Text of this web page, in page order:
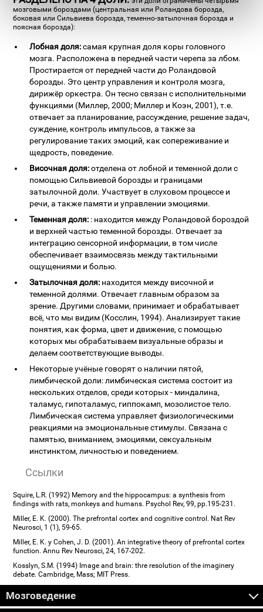
мозговыми бороздами (центральная или Роландова борозда,
боковая или Сильвиева борозда, теменно-затылочная борозда и
поясная борозда):
Лобная доля:самая крупная доля коры головного
мозга. Расположена в передней части черепа за лбом.
Простирается от передней части до Роландовой
борозды. Это центр управления и контроля мозга,
дирижёр оркестра. Он тесно связан с исполнительными
функциями (Миллер, 2000; Миллер и Коэн, 2001), т.е.
отвечает за планирование, рассуждение, решение задач,
суждение, контроль импульсов, а также за
регулирование таких эмоций, как сопереживание и
щедрость, поведение.
Височная доля:отделена от лобной и теменной доли с
помощью Сильвиевой борозды и границами
затылочной доли. Участвует в слуховом процессе и
речи, а также памяти и управлении эмоциями.
Теменная доля: : находится между Роландовой бороздой
и верхней частью теменной борозды. Отвечает за
интеграцию сенсорной информации, в том числе
обеспечивает взаимосвязь между тактильными
ощущениями и болью.
Затылочная доля: находится между височной и
теменной долями. Отвечает главным образом за
зрение. Другими словами, принимает и обрабатывает
всё, что мы видим (Косслин, 1994). Анализирует такие
понятия, как форма, цвет и движение, с помощью
которых мы обрабатываем визуальные образы и
делаем соответствующие выводы.
Некоторые учёные говорят о наличии пятой,
лимбической доли: лимбическая система состоит из
нескольких отделов, среди которых - миндалина,
таламус, гипоталамус, гиппокамп, мозолистое тело.
Лимбическая система управляет физиологическими
реакциями на эмоциональные стимулы. Связана с
памятью, вниманием, эмоциями, сексуальным
инстинктом, личностью и поведением.
Ссылки
Squire, L.R. (1992) Memory and the hippocampus: a synthesis from
findings with rats, monkeys and humans. Psychol Rev, 99, pp.195-231.
Miller, E. K. (2000). The prefrontal cortex and cognitive control. Nat Rev
Neurosci, 1 (1), 59-65.
Miller, E. K. y Cohen, J. D. (2001). An integrative theory of prefrontal cortex
function. Annu Rev Neurosci, 24, 167-202.
Kosslyn, S.M. (1994) Image and brain: thre resolution of the imaginery
debate. Cambridge, Mass; MIT Press.
Мозговедение